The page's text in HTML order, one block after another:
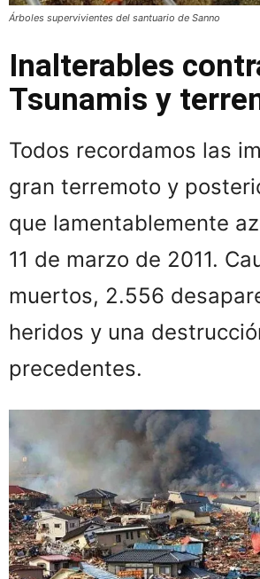
Árboles supervivientes del santuario de Sanno
Inalterables
Tsunamis y
Todos recordamos las
gran terremoto y
que lamentablemente
11 de marzo de 2011.
muertos, 2.556
heridos y una
precedentes.